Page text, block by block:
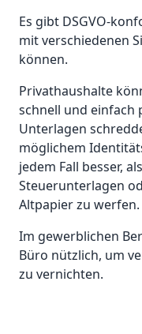
Es gibt DSGVO-
mit verschiedenen
können.
Privathaushalte
schnell und einfach
Unterlagen
möglichem
jedem Fall besser,
Steuerunterlagen
Altpapier zu werfen.
Im gewerblichen
Büro nützlich, um
zu vernichten.